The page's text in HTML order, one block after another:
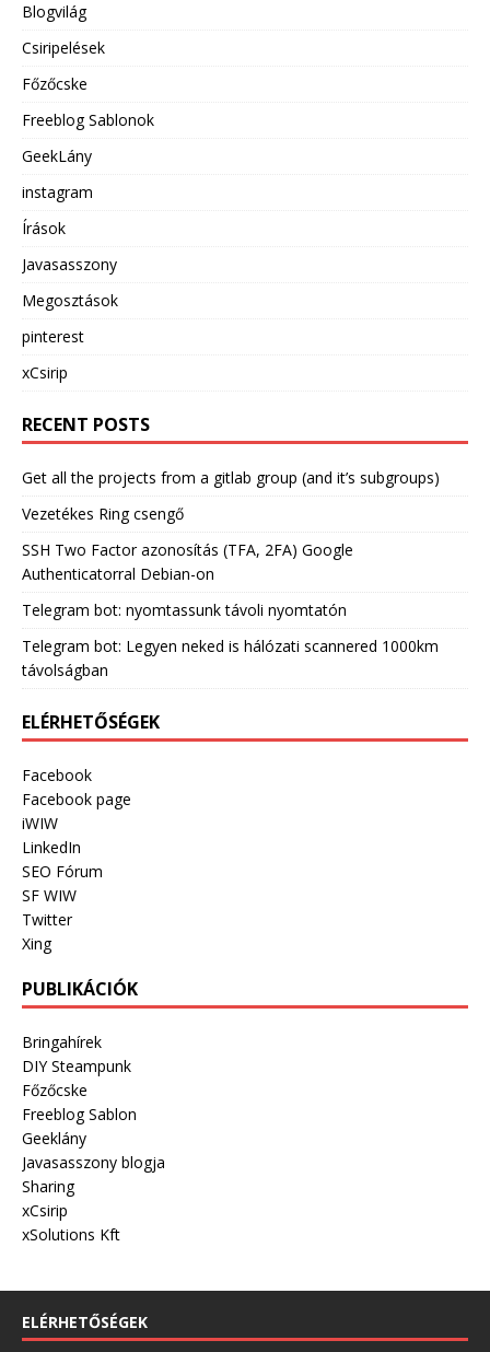
Blogvilág
Csiripelések
Főzőcske
Freeblog Sablonok
GeekLány
instagram
Írások
Javasasszony
Megosztások
pinterest
xCsirip
RECENT POSTS
Get all the projects from a gitlab group (and it’s subgroups)
Vezetékes Ring csengő
SSH Two Factor azonosítás (TFA, 2FA) Google
Authenticatorral Debian-on
Telegram bot: nyomtassunk távoli nyomtatón
Telegram bot: Legyen neked is hálózati scannered 1000km
távolságban
ELÉRHETŐSÉGEK
Facebook
Facebook page
iWIW
LinkedIn
SEO Fórum
SF WIW
Twitter
Xing
PUBLIKÁCIÓK
Bringahírek
DIY Steampunk
Főzőcske
Freeblog Sablon
Geeklány
Javasasszony blogja
Sharing
xCsirip
xSolutions Kft
ELÉRHETŐSÉGEK